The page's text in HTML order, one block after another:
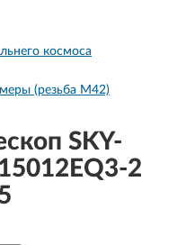
космоса
(резьба M42)
SKY-
2